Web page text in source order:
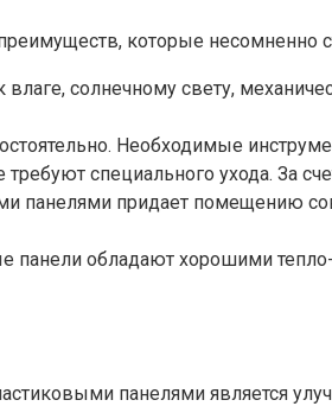
которые несомненно
солнечному свету,
Необходимые
специального ухода.​ За
панелями придает помещению
обладают хорошими
панелями является